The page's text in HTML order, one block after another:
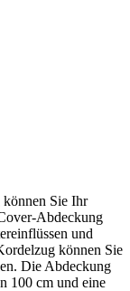
Sie Ihr
Abdeckung
und
können Sie
Die Abdeckung
100 cm und eine